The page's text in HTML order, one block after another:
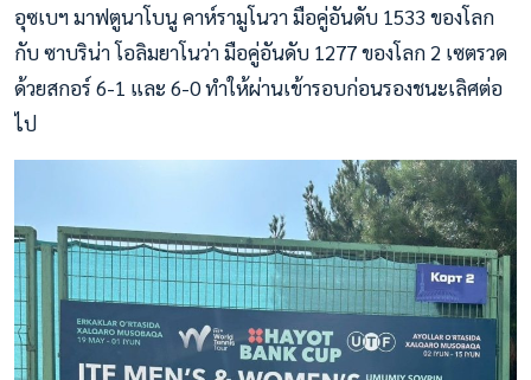
อุซเบฯ มาฟตูนาโบนู คาห์รามูโนวา มือคู่อันดับ 1533 ของโลก
กับ ซาบริน่า โอลิมยาโนว่า มือคู่อันดับ 1277 ของโลก 2 เซตรวด
ด้วยสกอร์ 6-1 และ 6-0 ทำให้ผ่านเข้ารอบก่อนรองชนะเลิศต่อ
ไป